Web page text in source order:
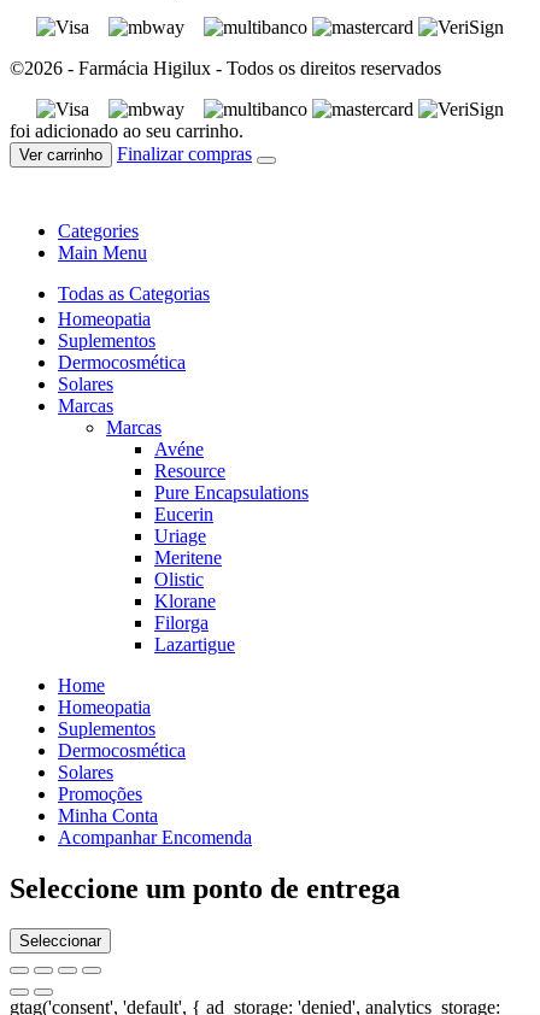
©2026 - Farmácia Higilux - Todos os direitos reservados
foi adicionado ao seu carrinho.
Ver carrinho Finalizar compras
Categories
Main Menu
Todas as Categorias
Homeopatia
Suplementos
Dermocosmética
Solares
Marcas
Marcas
Avéne
Resource
Pure Encapsulations
Eucerin
Uriage
Meritene
Olistic
Klorane
Filorga
Lazartigue
Home
Homeopatia
Suplementos
Dermocosmética
Solares
Promoções
Minha Conta
Acompanhar Encomenda
Seleccione um ponto de entrega
Seleccionar
gtag('consent', 'default', { ad_storage: 'denied', analytics_storage: